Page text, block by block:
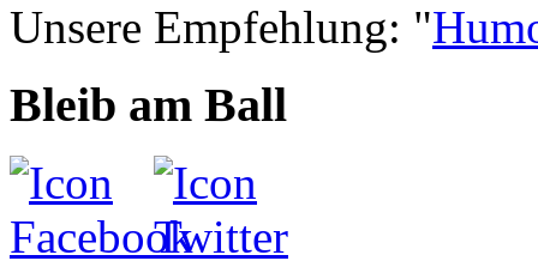
Unsere Empfehlung: "
Bleib am Ball